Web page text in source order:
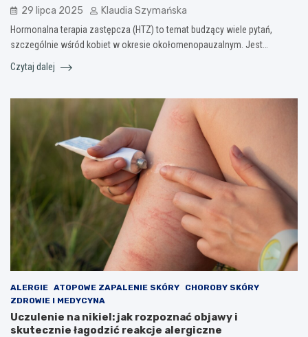
29 lipca 2025 Klaudia Szymańska
Hormonalna terapia zastępcza (HTZ) to temat budzący wiele pytań,
szczególnie wśród kobiet w okresie okołomenopauzalnym. Jest…
Czytaj dalej
ALERGIE ATOPOWE ZAPALENIE SKÓRY
CHOROBY SKÓRY
ZDROWIE I MEDYCYNA
Uczulenie na nikiel: jak rozpoznać objawy i
skutecznie łagodzić reakcje alergiczne